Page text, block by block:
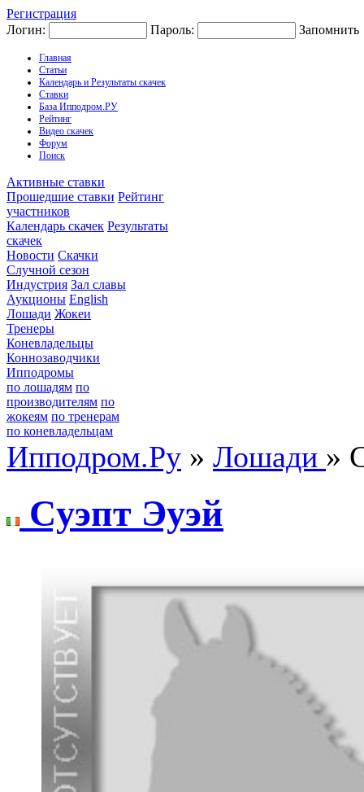
Регистрация
Логин:
Пароль: Запомнить
Главная
Статьи
Календарь и Результаты скачек
Ставки
База Ипподром.РУ
Рейтинг
Видео скачек
Форум
Поиск
Активные ставки
Прошедшие ставки Рейтинг
участников
Календарь скачек Результаты
скачек
Новости Скачки
Случной сезон
Индустрия Зал славы
Аукционы English
Лошади Жокеи
Тренеры
Коневладельцы
Коннозаводчики
Ипподромы
по лошадям по
производителям по
жокеям по тренерам
по коневладельцам
Ипподром.Ру » Лошади »
Cуэпт Эуэй